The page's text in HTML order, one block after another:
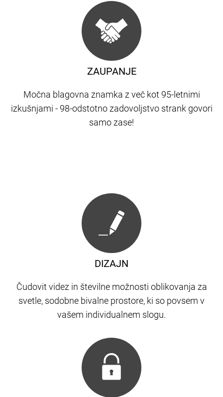
ZAUPANJE
Močna blagovna znamka z več kot 95-letnimi
izkušnjami - 98-odstotno zadovoljstvo strank govori
samo zase!
DIZAJN
Čudovit videz in številne možnosti oblikovanja za
svetle, sodobne bivalne prostore, ki so povsem v
vašem individualnem slogu.